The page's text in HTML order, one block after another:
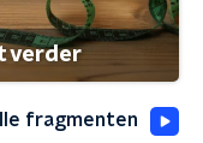
verder
fragmenten